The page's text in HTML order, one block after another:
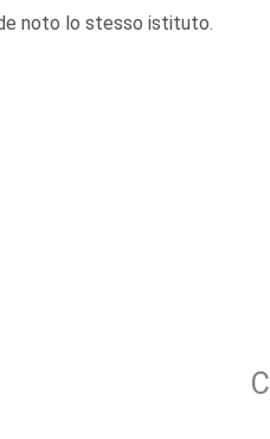
noto lo stesso istituto.